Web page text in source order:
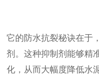
它的防水抗裂秘诀在于
剂。这种抑制剂能够精
化，从而大幅度降低水